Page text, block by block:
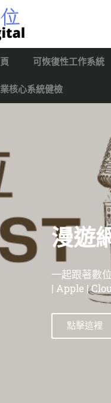
可恢復性工作系統
核心系統健檢
一起跟著數位
| 蘋